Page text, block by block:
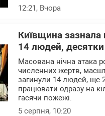
12:21, Вчора
Київщина зазнала
14 людей,
Масована нічна атака
численних жертв,
загинули 14 людей, ще
працювати одразу на
гасячи пожежі.
5 серпня, 10:20